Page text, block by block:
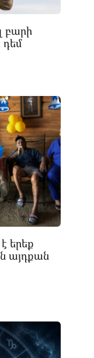
բարի
դեմ
երեք
այդքան